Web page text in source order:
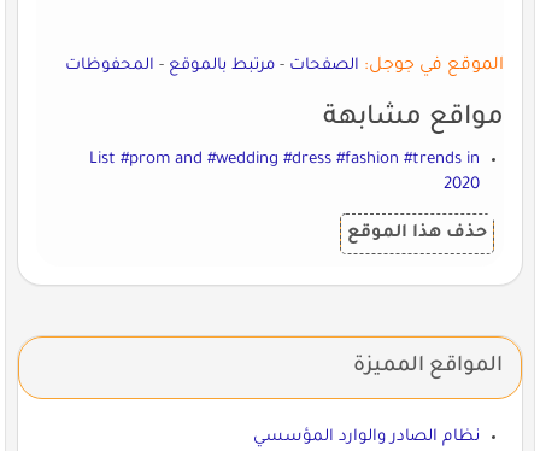
الموقع في جوجل: الصفحات-مرتبط بالموقع-المحفوظات
مواقع مشابهة
List #prom and #wedding #dress #fashion #trends in
2020
حذف هذا الموقع
المواقع المميزة
نظام الصادر والوارد المؤسسي